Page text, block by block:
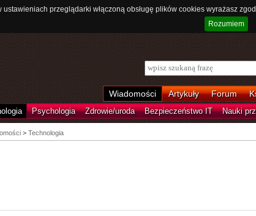
przeglądarki włączoną obsługę plików cookies wyrażasz
Rozumiem
Wiadomości Artykuły Forum
Psychologia Zdrowie/uroda Bezpieczeństwo IT Nauki
> Technologia